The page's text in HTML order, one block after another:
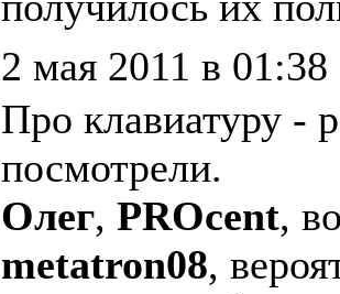
2 мая 2011 в 01:38
Про клавиатуру -
посмотрели.
Олег, PROcent,
metatron08,